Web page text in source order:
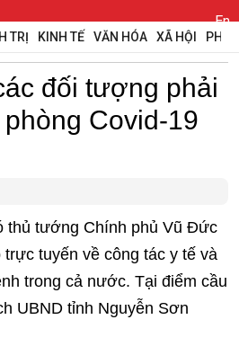
En
TRỊ KINH TẾ VĂN HÓA XÃ HỘI
đối tượng phải
Covid-19
thủ tướng Chính phủ Vũ Đức
tuyến về công tác y tế và
trong cả nước. Tại điểm cầu
UBND tỉnh Nguyễn Sơn